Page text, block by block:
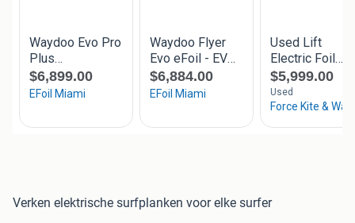
Verken elektrische surfplanken voor elke surfer